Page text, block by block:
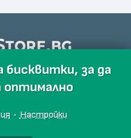
бисквитки, за да
оптимално
· Настройки